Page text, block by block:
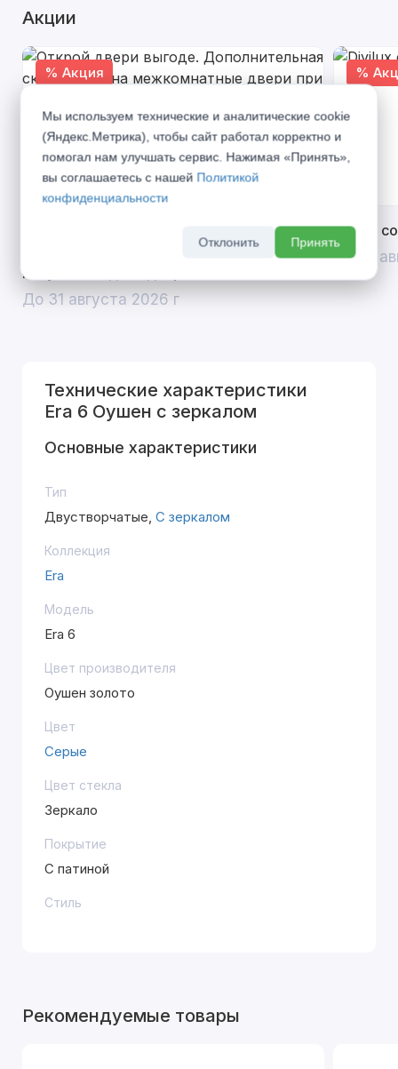
Акции
% Акция
Открой двери выгоде. Дополнительная
скидка 10% на межкомнатные двери при
покупке входной двери
До 31 августа 2026 г
%
Divilux
До 31
Технические характеристики
Era 6 Оушен с зеркалом
Основные характеристики
Тип
Двустворчатые, С зеркалом
Коллекция
Era
Модель
Era 6
Цвет производителя
Оушен золото
Цвет
Серые
Цвет стекла
Зеркало
Покрытие
С патиной
Стиль
Рекомендуемые товары
Мы используем технические и аналитические cookie
(Яндекс.Метрика), чтобы сайт работал корректно и
помогал нам улучшать сервис. Нажимая «Принять»,
вы соглашаетесь с нашей Политикой
конфиденциальности
Отклонить Принять